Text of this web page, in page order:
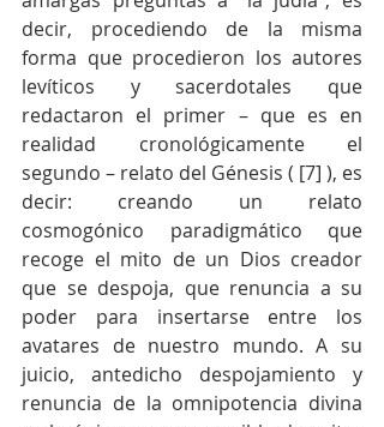
decir, procediendo de la misma
forma que procedieron los autores
levíticos y sacerdotales que
redactaron el primer – que es en
realidad cronológicamente el
segundo – relato del Génesis ( [7] ), es
decir: creando un relato
cosmogónico paradigmático que
recoge el mito de un Dios creador
que se despoja, que renuncia a su
poder para insertarse entre los
avatares de nuestro mundo. A su
juicio, antedicho despojamiento y
renuncia de la omnipotencia divina